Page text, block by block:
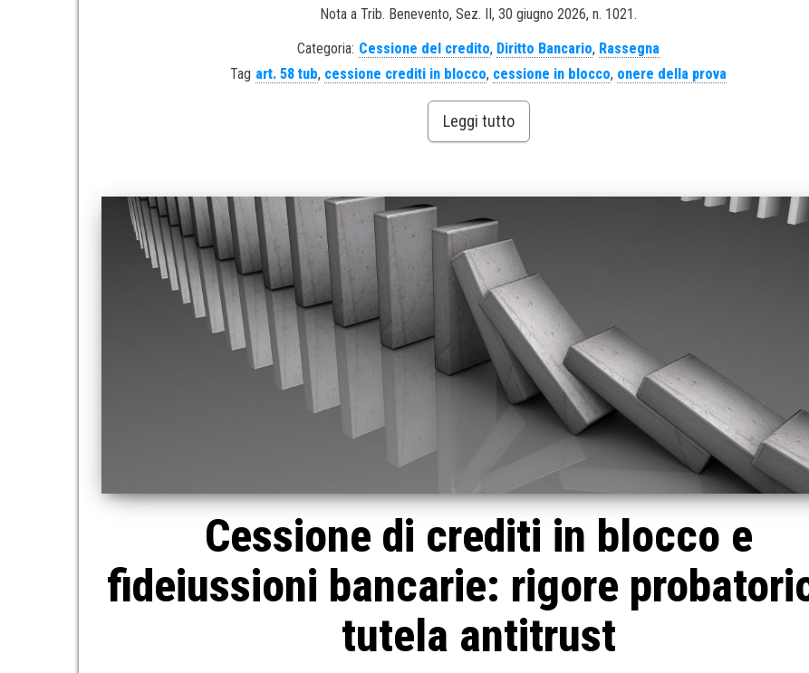
Nota a Trib. Benevento, Sez. II, 30 giugno 2026, n. 1021.
Categoria: Cessione del credito, Diritto Bancario, Rassegna
Tag art. 58 tub, cessione crediti in blocco, cessione in blocco, onere della prova
Leggi tutto
Cessione di crediti in blocco e
fideiussioni bancarie: rigore
tutela antitrust